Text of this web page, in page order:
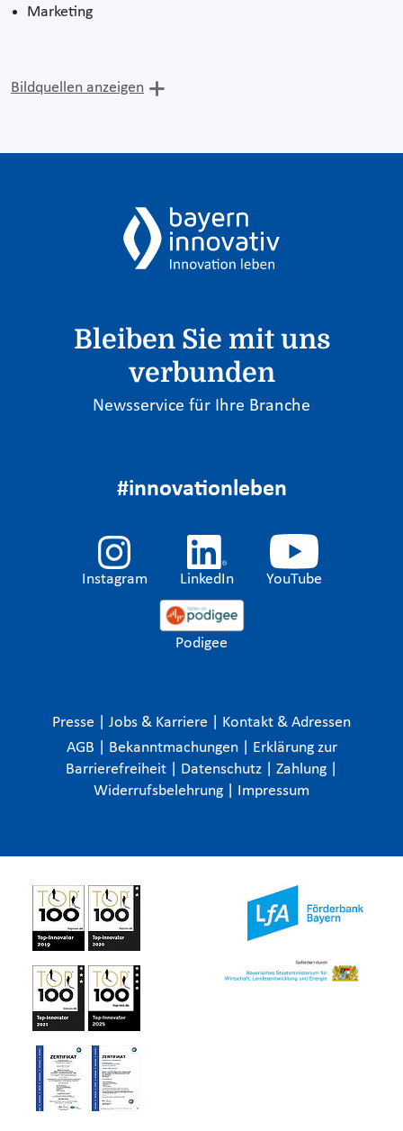
Marketing
Bildquellen anzeigen
Bleiben Sie mit uns
verbunden
Newsservice für Ihre Branche
#innovationleben
Instagram LinkedIn YouTube
Podigee
Presse Jobs & Karriere
Kontakt & Adressen
AGB
Bekanntmachungen
Erklärung zur
Barrierefreiheit
Datenschutz Zahlung
Widerrufsbelehrung
Impressum